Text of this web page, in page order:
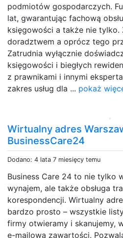
podmiotów gospodarczych.
lat, gwarantując fachową
księgowości a także nie tylko.
doradztwem a oprócz tego
Zatrudnia wyłącznie
księgowości i biegłych
z prawnikami i innymi
zakres usług dla ... pokaż
Wirtualny adres
BusinessCare24
Dodano: 4 lata 7 miesięcy temu
Business Care 24 to nie tylko
wynajem, ale także obsługa
korespondencji. Wirtualny
bardzo prosto – wszystkie
firmy otwieramy i skanujemy,
e-mailową zawartości.